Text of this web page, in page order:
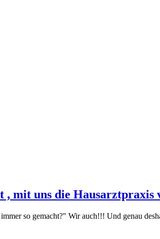
, mit uns die Hausarztpraxis
so gemacht?" Wir auch!!! Und genau